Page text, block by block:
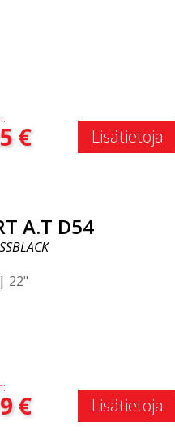
€ Lisätietoja
A.T D54
| 22"
€ Lisätietoja